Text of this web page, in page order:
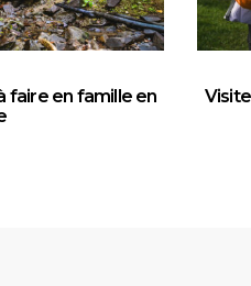
faire en famille en